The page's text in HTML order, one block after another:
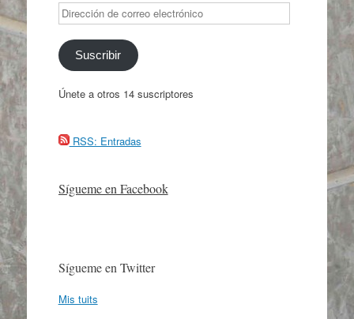
Dirección
de
correo
electrónico
Suscribir
Únete a otros 14 suscriptores
RSS: Entradas
Sígueme en Facebook
Sígueme en Twitter
Mis tuits